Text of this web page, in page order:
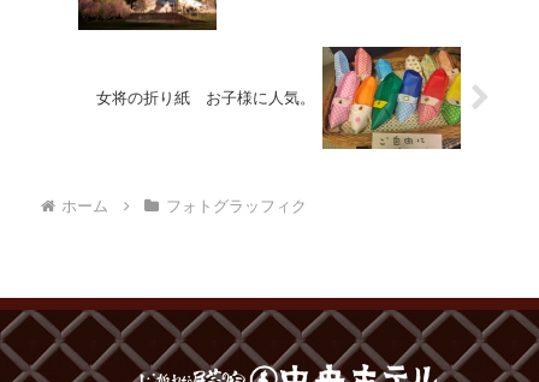
女将の折り紙 お子様に人気。
ホーム フォトグラッフィク